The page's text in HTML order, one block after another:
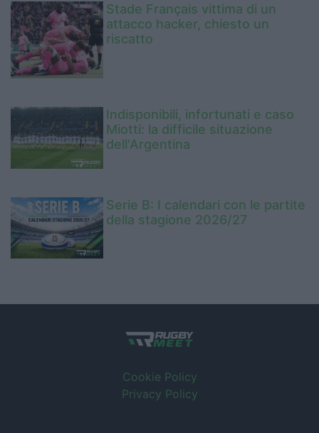
Stade Français vittima di un
attacco hacker, chiesto un
riscatto
Indisponibili, infortunati e caso
Miotti: la difficile situazione
dell'Argentina
Serie B: I calendari con le partite
della stagione 2026/27
Cookie Policy
Privacy Policy